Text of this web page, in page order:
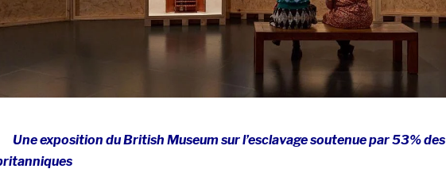
Une exposition du British Museum sur l’esclavage soutenue par 53% des